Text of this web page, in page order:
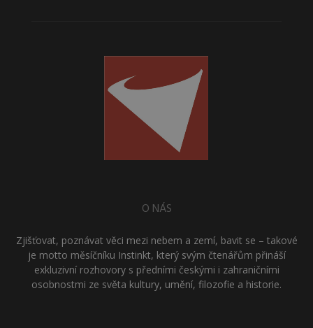
O NÁS
Zjišťovat, poznávat věci mezi nebem a zemí, bavit se – takové
je motto měsíčníku Instinkt, který svým čtenářům přináší
exkluzivní rozhovory s předními českými i zahraničními
osobnostmi ze světa kultury, umění, filozofie a historie.